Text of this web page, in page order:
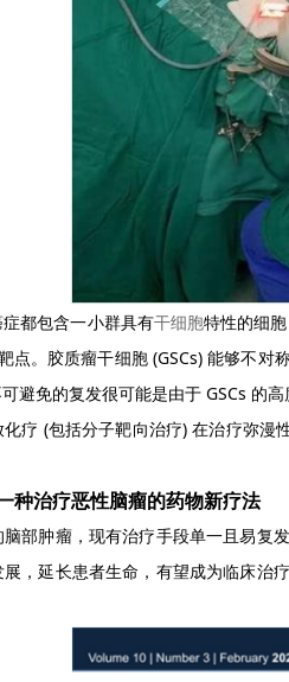
都包含一小群具有干细胞特性的细
点。胶质瘤干细胞 (GSCs) 能够不
避免的复发很可能是由于 GSCs 的
疗 (包括分子靶向治疗) 在治疗弥
种治疗恶性脑瘤的药物新疗法
部肿瘤，现有治疗手段单一且易
，延长患者生命，有望成为临床治